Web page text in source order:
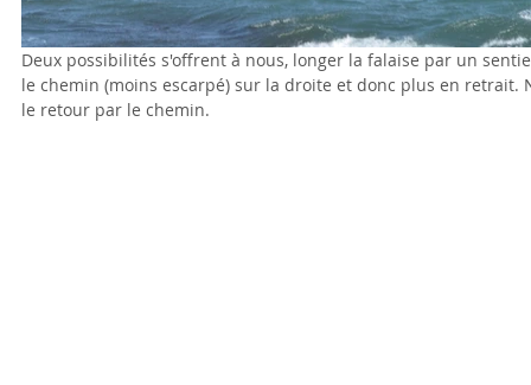
Deux possibilités s'offrent à nous, longer la falaise par un
le chemin (moins escarpé) sur la droite et donc plus en
le retour par le chemin.